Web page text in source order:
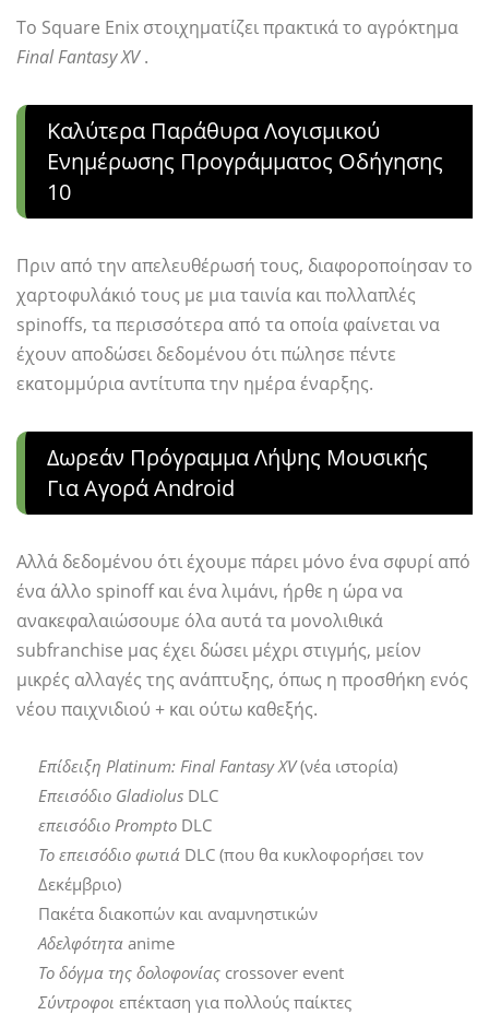
Το Square Enix στοιχηματίζει πρακτικά το αγρόκτημα
Final Fantasy XV.
Καλύτερα Παράθυρα Λογισμικού
Ενημέρωσης Προγράμματος Οδήγησης
10
Πριν από την απελευθέρωσή τους, διαφοροποίησαν το
χαρτοφυλάκιό τους με μια ταινία και πολλαπλές
spinoffs, τα περισσότερα από τα οποία φαίνεται να
έχουν αποδώσει δεδομένου ότι πώλησε πέντε
εκατομμύρια αντίτυπα την ημέρα έναρξης.
Δωρεάν Πρόγραμμα Λήψης Μουσικής
Για Αγορά Android
Αλλά δεδομένου ότι έχουμε πάρει μόνο ένα σφυρί από
ένα άλλο spinoff και ένα λιμάνι, ήρθε η ώρα να
ανακεφαλαιώσουμε όλα αυτά τα μονολιθικά
subfranchise μας έχει δώσει μέχρι στιγμής, μείον
μικρές αλλαγές της ανάπτυξης, όπως η προσθήκη ενός
νέου παιχνιδιού + και ούτω καθεξής.
Επίδειξη Platinum: Final Fantasy XV (νέα ιστορία)
Επεισόδιο Gladiolus DLC
επεισόδιο Prompto DLC
Το επεισόδιο φωτιά DLC (που θα κυκλοφορήσει τον
Δεκέμβριο)
Πακέτα διακοπών και αναμνηστικών
Αδελφότητα anime
Το δόγμα της δολοφονίας crossover event
Σύντροφοι επέκταση για πολλούς παίκτες